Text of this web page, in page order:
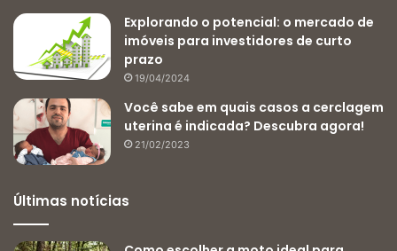
Explorando o potencial: o mercado de
imóveis para investidores de curto
prazo
19/04/2024
Você sabe em quais casos a cerclagem
uterina é indicada? Descubra agora!
21/02/2023
Últimas notícias